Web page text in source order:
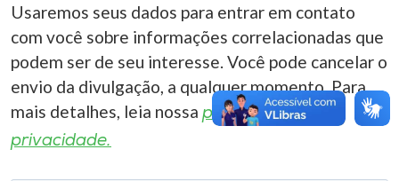
A+
Usaremos seus dados para entrar em contato
com você sobre informações correlacionadas que
podem ser de seu interesse. Você pode cancelar o
envio da divulgação, a qualquer momento. Para
mais detalhes, leia nossa política de
privacidade.